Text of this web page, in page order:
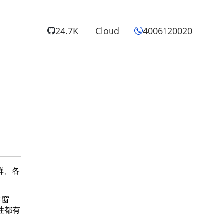
24.7K Cloud 4006120020
、各
都有